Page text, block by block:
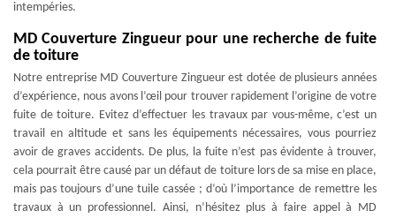
intempéries.
MD Couverture Zingueur pour une recherche de fuite
de toiture
Notre entreprise MD Couverture Zingueur est dotée de plusieurs années
d’expérience, nous avons l’œil pour trouver rapidement l’origine de votre
fuite de toiture. Evitez d’effectuer les travaux par vous-même, c’est un
travail en altitude et sans les équipements nécessaires, vous pourriez
avoir de graves accidents. De plus, la fuite n’est pas évidente à trouver,
cela pourrait être causé par un défaut de toiture lors de sa mise en place,
mais pas toujours d’une tuile cassée ; d’où l’importance de remettre les
travaux à un professionnel. Ainsi, n’hésitez plus à faire appel à MD